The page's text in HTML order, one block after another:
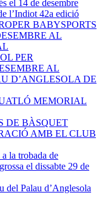
el 14 de desembre
l’Indiot 42a edició
BABYSPORTS
AL
PER
AL
D’ANGLESOLA DE
MEMORIAL
DE BÀSQUET
AMB EL CLUB
la trobada de
el dissabte 29 de
del Palau d’Anglesola